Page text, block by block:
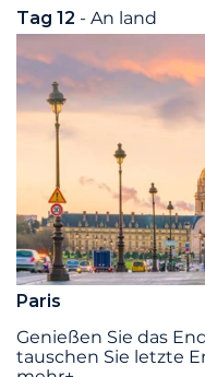
Tag 12 - An land
Paris
Genießen Sie das
tauschen Sie letzte